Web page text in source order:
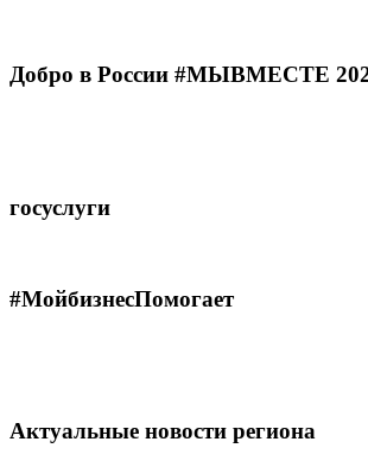
Добро в России #МЫВМЕСТЕ
госуслуги
#МойбизнесПомогает
Актуальные новости региона